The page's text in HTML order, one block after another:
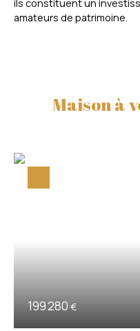
ils constituent un
amateurs de patrimoine.
Maison à
199 280 €